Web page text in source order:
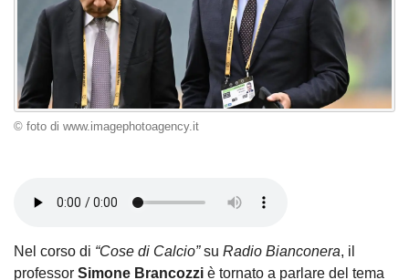
© foto di www.imagephotoagency.it
Nel corso di “Cose di Calcio”su Radio Bianconera, il
professor Simone Brancozzi è tornato a parlare del tema